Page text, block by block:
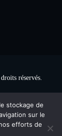
réservés.
stockage de
sur le
efforts de